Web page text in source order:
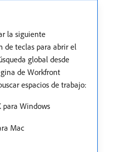
la siguiente
de teclas para abrir el
global desde
de Workfront
espacios de trabajo:
para Windows
Mac